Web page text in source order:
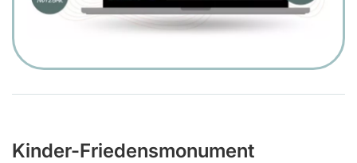
Kinder-Friedensmonument